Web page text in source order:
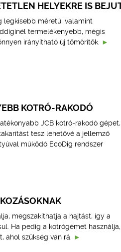
HELYEKRE IS
legkisebb méretű, valamint
termelékenyebb, mégis
irányítható új tömörítők.
KOTRÓ-RAKODÓ
JCB kotró-rakodó gépet,
tesz lehetővé a jellemző
működő EcoDig rendszer
megszakíthatja a hajtást, így a
Ha pedig a kotrógémet használja,
ahol szükség van rá.